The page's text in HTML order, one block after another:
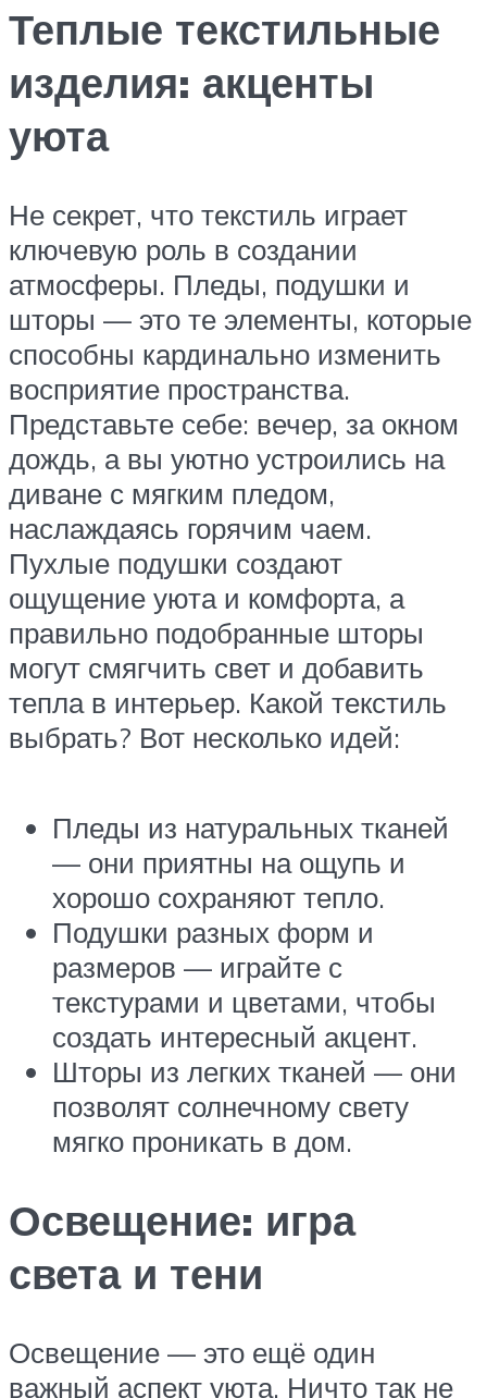
Теплые текстильные
изделия: акценты
уюта
Не секрет, что текстиль играет
ключевую роль в создании
атмосферы. Пледы, подушки и
шторы — это те элементы, которые
способны кардинально изменить
восприятие пространства.
Представьте себе: вечер, за окном
дождь, а вы уютно устроились на
диване с мягким пледом,
наслаждаясь горячим чаем.
Пухлые подушки создают
ощущение уюта и комфорта, а
правильно подобранные шторы
могут смягчить свет и добавить
тепла в интерьер. Какой текстиль
выбрать? Вот несколько идей:
Пледы из натуральных тканей
— они приятны на ощупь и
хорошо сохраняют тепло.
Подушки разных форм и
размеров — играйте с
текстурами и цветами, чтобы
создать интересный акцент.
Шторы из легких тканей — они
позволят солнечному свету
мягко проникать в дом.
Освещение: игра
света и тени
Освещение — это ещё один
важный аспект уюта. Ничто так не